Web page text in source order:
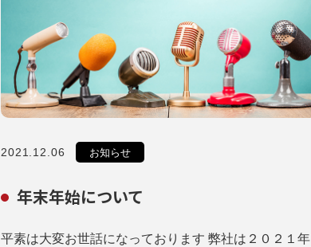
2021.12.06 お知らせ
年末年始について
平素は大変お世話になっております 弊社は２０２１年